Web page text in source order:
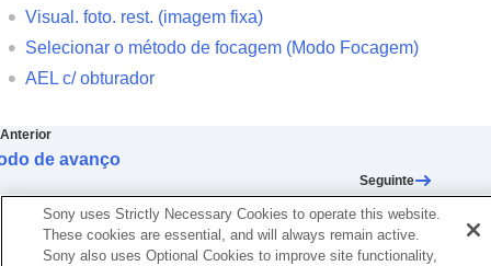
Visual. foto. rest. (imagem fixa)
Selecionar o método de focagem (Modo Focagem)
AEL c/ obturador
Anterior
de avanço
Seguinte
Vel. foto.
TP1001359131
Se a versão do sistema de software da sua câmara for anterior à Ver.
Sony uses Strictly Necessary Cookies to operate this website.
These cookies are essential, and will always remain active.
Sony also uses Optional Cookies to improve site functionality,